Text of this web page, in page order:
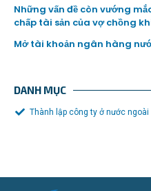
Những vấn đề còn vướng
chấp tài sản của vợ chồng
Mở tài khoản ngân hàng
DANH MỤC
Thành lập công ty ở nước ngoài